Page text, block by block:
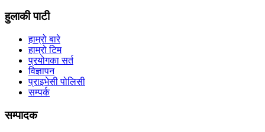
हुलाकी पाटी
हाम्रो बारे
हाम्रो टिम
प्रयोगका सर्त
विज्ञापन
प्राइभेसी पोलिसी
सम्पर्क
सम्पादक